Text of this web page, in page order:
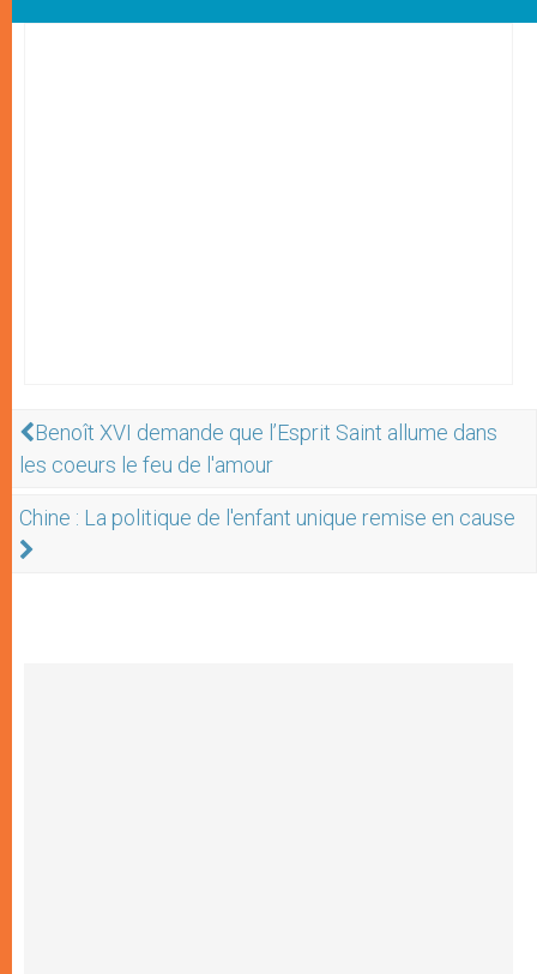
Benoît XVI demande que l’Esprit Saint allume dans
les coeurs le feu de l'amour
Chine : La politique de l'enfant unique remise en cause